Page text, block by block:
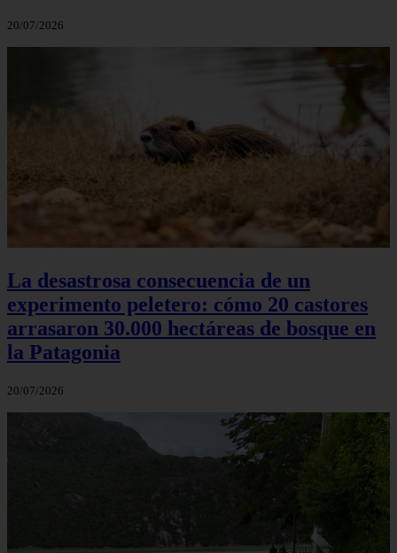
20/07/2026
La desastrosa consecuencia de un
experimento peletero: cómo 20 castores
arrasaron 30.000 hectáreas de bosque en
la Patagonia
20/07/2026